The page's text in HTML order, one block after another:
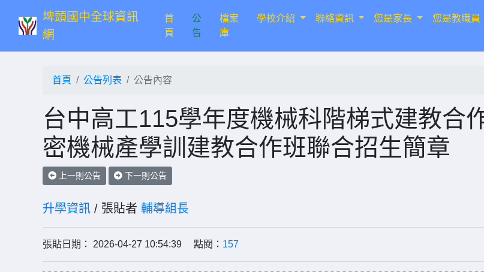
埤頭國中全球資訊
網
首
頁(current)
公
告
檔案
庫
學校介紹 聯絡資訊 您是家長 您是教職員
首頁 公告列表 公告內容
台中高工115學年度機械科階梯式建教合
密機械產學訓建教合作班聯合招生簡章
上一則公告 下一則公告
升學資訊 / 張貼者 輔導組長
張貼日期： 2026-04-27 10:54:39 點閱： 157